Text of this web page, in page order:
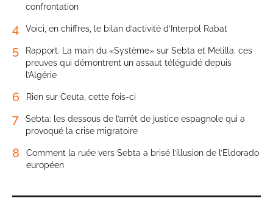
confrontation
4 Voici, en chiffres, le bilan d’activité d’Interpol Rabat
5
Rapport. La main du «Système» sur Sebta et Melilla: ces
preuves qui démontrent un assaut téléguidé depuis
l’Algérie
6 Rien sur Ceuta, cette fois-ci
7
Sebta: les dessous de l’arrêt de justice espagnole qui a
provoqué la crise migratoire
8
Comment la ruée vers Sebta a brisé l’illusion de l’Eldorado
européen